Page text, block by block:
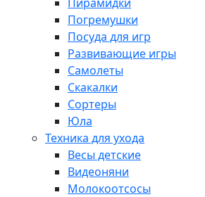
Погремушки
Посуда для игр
Развивающие игры
Самолеты
Скакалки
Сортеры
Юла
Техника для ухода
Весы детские
Видеоняни
Молокоотсосы